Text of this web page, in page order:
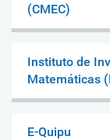
(CMEC)
Instituto de
Matemáticas
E-Quipu